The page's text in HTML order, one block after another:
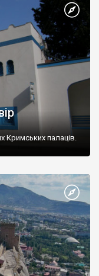
Кримських палаців.